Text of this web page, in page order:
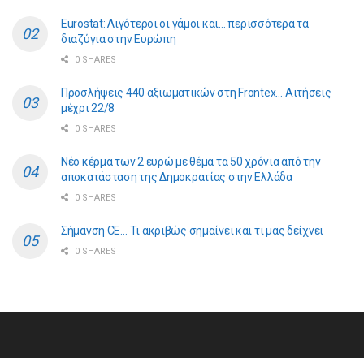
Eurostat: Λιγότεροι οι γάμοι και… περισσότερα τα
διαζύγια στην Ευρώπη
0 SHARES
Προσλήψεις 440 αξιωματικών στη Frontex… Αιτήσεις
μέχρι 22/8
0 SHARES
Νέο κέρμα των 2 ευρώ με θέμα τα 50 χρόνια από την
αποκατάσταση της Δημοκρατίας στην Ελλάδα
0 SHARES
Σήμανση CE… Τι ακριβώς σημαίνει και τι μας δείχνει
0 SHARES